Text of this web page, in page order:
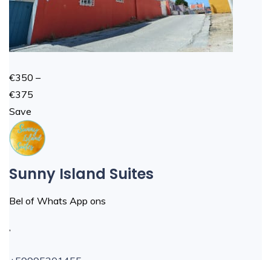
€350 –
€375
Save
Sunny Island Suites
Bel of Whats App ons